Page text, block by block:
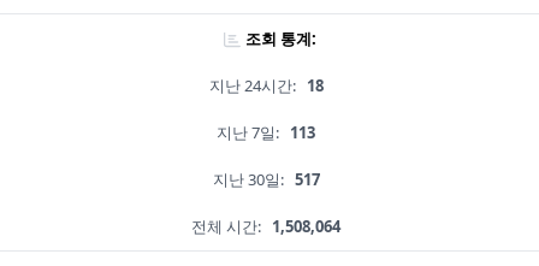
조회 통계:
지난 24시간: 18
지난 7일: 113
지난 30일: 517
전체 시간: 1,508,064